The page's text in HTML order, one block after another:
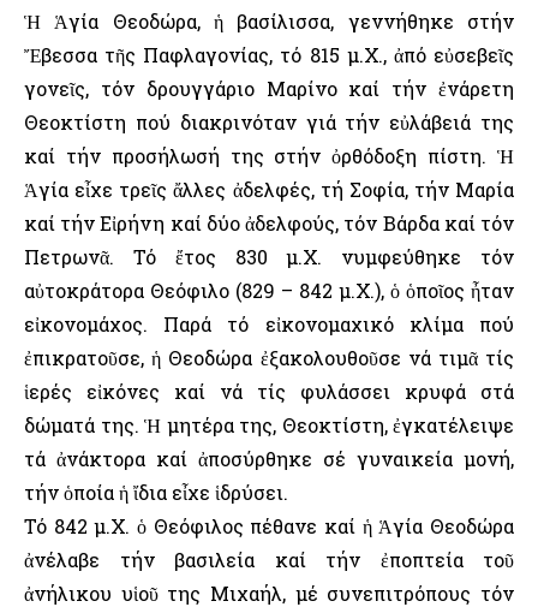
Ἡ Ἁγία Θεοδώρα, ἡ βασίλισσα, γεννήθηκε στήν
Ἔβεσσα τῆς Παφλαγονίας, τό 815 μ.Χ., ἀπό εὐσεβεῖς
γονεῖς, τόν δρουγγάριο Μαρίνο καί τήν ἐνάρετη
Θεοκτίστη πού διακρινόταν γιά τήν εὐλάβειά της
καί τήν προσήλωσή της στήν ὀρθόδοξη πίστη. Ἡ
Ἁγία εἶχε τρεῖς ἄλλες ἀδελφές, τή Σοφία, τήν Μαρία
καί τήν Εἰρήνη καί δύο ἀδελφούς, τόν Βάρδα καί τόν
Πετρωνᾶ. Τό ἔτος 830 μ.Χ. νυμφεύθηκε τόν
αὐτοκράτορα Θεόφιλο (829 – 842 μ.Χ.), ὁ ὁποῖος ἦταν
εἰκονομάχος. Παρά τό εἰκονομαχικό κλίμα πού
ἐπικρατοῦσε, ἡ Θεοδώρα ἐξακολουθοῦσε νά τιμᾶ τίς
ἱερές εἰκόνες καί νά τίς φυλάσσει κρυφά στά
δώματά της. Ἡ μητέρα της, Θεοκτίστη, ἐγκατέλειψε
τά ἀνάκτορα καί ἀποσύρθηκε σέ γυναικεία μονή,
τήν ὁποία ἡ ἴδια εἶχε ἱδρύσει.
Τό 842 μ.Χ. ὁ Θεόφιλος πέθανε καί ἡ Ἁγία Θεοδώρα
ἀνέλαβε τήν βασιλεία καί τήν ἐποπτεία τοῦ
ἀνήλικου υἱοῦ της Μιχαήλ, μέ συνεπιτρόπους τόν